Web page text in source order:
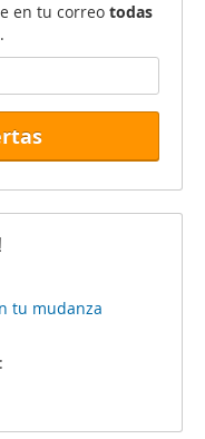
en tu correo todas
tu mudanza
: